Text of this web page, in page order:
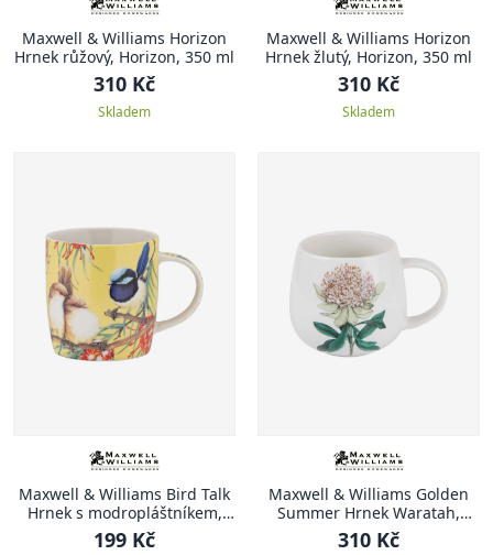
Maxwell & Williams Horizon
Hrnek růžový, Horizon, 350 ml
310 Kč
Skladem
Maxwell & Williams Horizon
Hrnek žlutý, Horizon, 350 ml
310 Kč
Skladem
Maxwell & Williams Bird Talk
Hrnek s modropláštníkem,
370 ml
199 Kč
Maxwell & Williams Golden
Summer Hrnek Waratah,
Golden Summer, 400 ml
310 Kč